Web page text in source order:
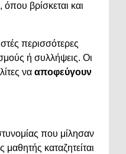
, όπου βρίσκεται και
περισσότερες
ή συλλήψεις. Οι
να αποφεύγουν
που μίλησαν
καταζητείται